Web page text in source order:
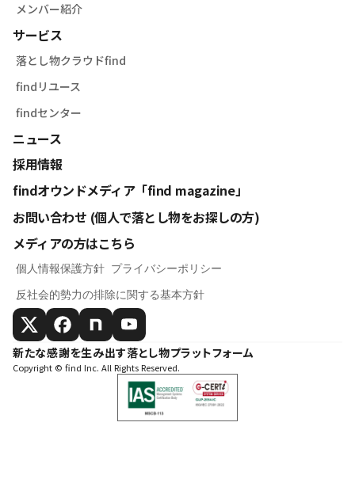
メンバー紹介
サービス
落とし物クラウドfind
findリユース
findセンター
ニュース
採用情報
findオウンドメディア「find magazine」
お問い合わせ (個人で落とし物をお探しの方)
メディアの方はこちら
個人情報保護方針 プライバシーポリシー
反社会的勢力の排除に関する基本方針
新たな感謝を生み出す落とし物プラットフォーム
Copyright © find Inc. All Rights Reserved.